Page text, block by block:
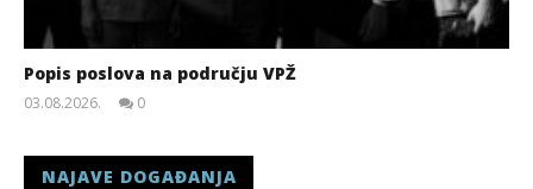
Popis poslova na području VPŽ
03.08.2026.
0
NAJAVE DOGAĐANJA